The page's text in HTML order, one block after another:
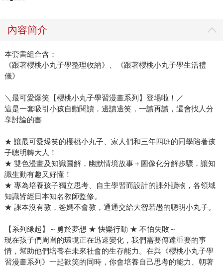
內容簡介
本套書組合含：
《跟著櫻桃小丸子學整理收納》、《跟著櫻桃小丸子學生活禮
儀》
＼最可愛爆笑【櫻桃小丸子學習漫畫系列】登場啦！／
這是一套吸引小孩自動閱讀，邊讀邊笑，一讀再讀，還會找人分
享討論的書
★ 讓最可愛爆笑的櫻桃小丸子、家人們和三年四班的同學陪著孩
子聰明轉大人！
★ 雙色漫畫及知識圖解，幽默情境故事＋圖像化分解步驟，讓知
識生動有趣又好懂！
★ 專為培養孩子獨立思考、自主學習而設計的課外讀物，各領域
知識皆經日本知名教師監修。
★ 課本沒有教，爸媽不會教，通通交給大智若愚的聰明小丸子。
【系列緣起】～勇於夢想 ★ 快樂行動 ★ 不怕失敗～
現在孩子們周圍的環境正在迅速變化，我們需要傳達重要的事
情，幫助他們培養在未來社會的生存能力。在與《櫻桃小丸子學
習漫畫系列》一起歡笑的同時，你會培養自己思考的能力、朝著